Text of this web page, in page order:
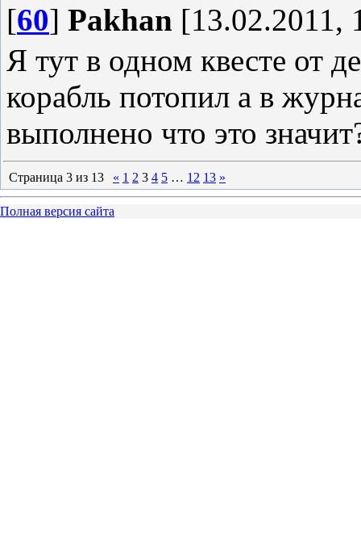
[60] Pakhan [13.02.2011,
Я тут в одном квесте от
корабль потопил а в
выполнено что это
Страница 3 из 13 « 1 2 3 4 5 … 12 13 »
Полная версия сайта